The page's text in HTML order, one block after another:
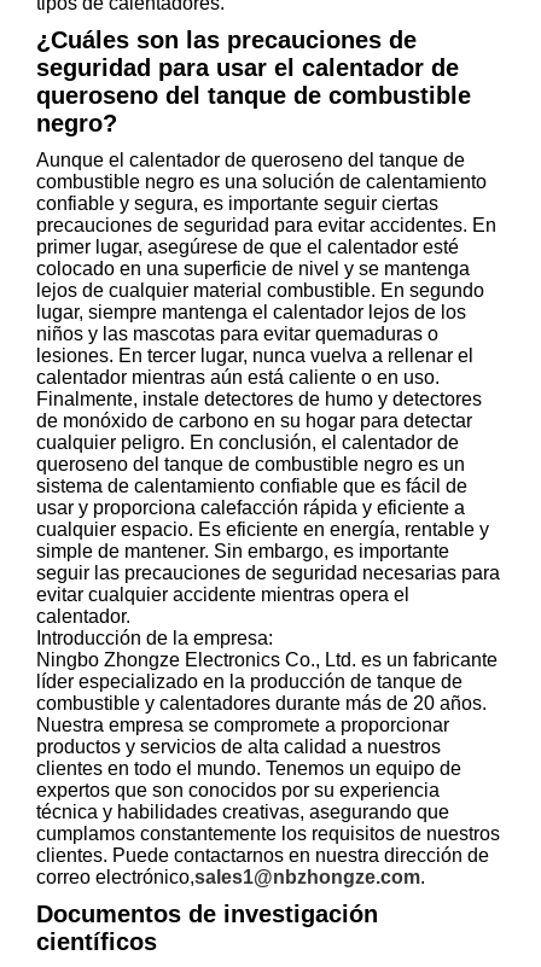
¿Cuáles son las precauciones de
seguridad para usar el calentador de
queroseno del tanque de combustible
negro?
Aunque el calentador de queroseno del tanque de
combustible negro es una solución de calentamiento
confiable y segura, es importante seguir ciertas
precauciones de seguridad para evitar accidentes. En
primer lugar, asegúrese de que el calentador esté
colocado en una superficie de nivel y se mantenga
lejos de cualquier material combustible. En segundo
lugar, siempre mantenga el calentador lejos de los
niños y las mascotas para evitar quemaduras o
lesiones. En tercer lugar, nunca vuelva a rellenar el
calentador mientras aún está caliente o en uso.
Finalmente, instale detectores de humo y detectores
de monóxido de carbono en su hogar para detectar
cualquier peligro. En conclusión, el calentador de
queroseno del tanque de combustible negro es un
sistema de calentamiento confiable que es fácil de
usar y proporciona calefacción rápida y eficiente a
cualquier espacio. Es eficiente en energía, rentable y
simple de mantener. Sin embargo, es importante
seguir las precauciones de seguridad necesarias para
evitar cualquier accidente mientras opera el
calentador.
Introducción de la empresa:
Ningbo Zhongze Electronics Co., Ltd. es un fabricante
líder especializado en la producción de tanque de
combustible y calentadores durante más de 20 años.
Nuestra empresa se compromete a proporcionar
productos y servicios de alta calidad a nuestros
clientes en todo el mundo. Tenemos un equipo de
expertos que son conocidos por su experiencia
técnica y habilidades creativas, asegurando que
cumplamos constantemente los requisitos de nuestros
clientes. Puede contactarnos en nuestra dirección de
correo electrónico,sales1@nbzhongze.com.
Documentos de investigación
científicos